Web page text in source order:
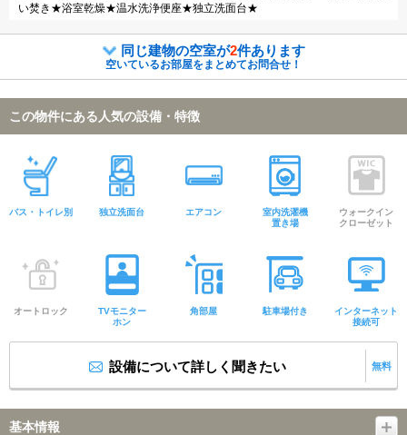
い焚き★浴室乾燥★温水洗浄便座★独立洗面台★
同じ建物の空室が2件あります
空いているお部屋をまとめてお問合せ！
この物件にある人気の設備・特徴
バス・トイレ別 独立洗面台 エアコン
室内洗濯機
置き場
ウォークイン
クローゼット
オートロック
TVモニター
ホン
角部屋 駐車場付き
インターネット
接続可
設備について詳しく聞きたい 無料
基本情報